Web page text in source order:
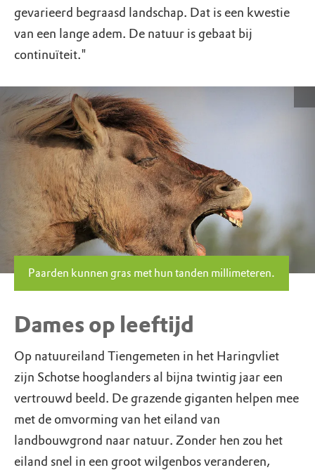
gevarieerd begraasd landschap. Dat is een kwestie
van een lange adem. De natuur is gebaat bij
continuïteit."
Paarden kunnen gras met hun tanden millimeteren.
Dames op leeftijd
Op natuureiland Tiengemeten in het Haringvliet
zijn Schotse hooglanders al bijna twintig jaar een
vertrouwd beeld. De grazende giganten helpen mee
met de omvorming van het eiland van
landbouwgrond naar natuur. Zonder hen zou het
eiland snel in een groot wilgenbos veranderen,